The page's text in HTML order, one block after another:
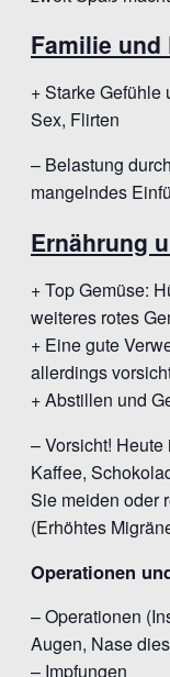
Familie
+ Starke
Sex, Flirten
– Belastung
mangelndes
Ernährung
+ Top Gemüse:
weiteres rotes
+ Eine gute
allerdings
+ Abstillen und
– Vorsicht!
Kaffee,
Sie meiden oder
(Erhöhtes
Operationen
– Operationen
Augen, Nase
– Impfungen